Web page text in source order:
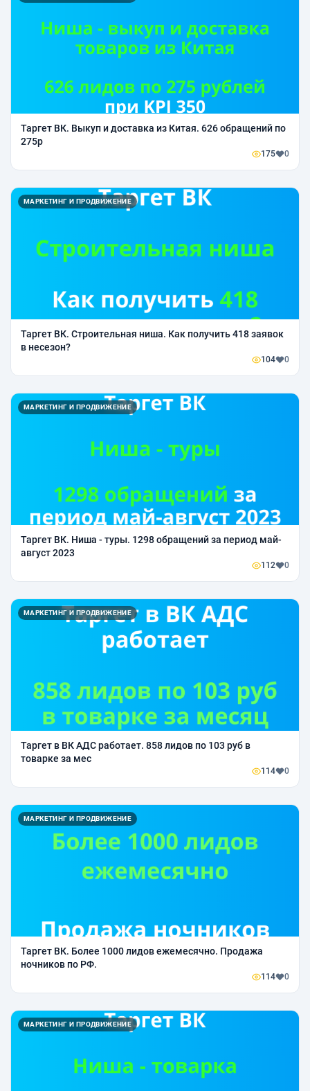
Таргет ВК. Выкуп и доставка из Китая. 626 обращений по
275р
175 0
МАРКЕТИНГ И ПРОДВИЖЕНИЕ
Таргет ВК. Строительная ниша. Как получить 418 заявок
в несезон?
104 0
МАРКЕТИНГ И ПРОДВИЖЕНИЕ
Таргет ВК. Ниша - туры. 1298 обращений за период май-
август 2023
112 0
МАРКЕТИНГ И ПРОДВИЖЕНИЕ
Таргет в ВК АДС работает. 858 лидов по 103 руб в
товарке за мес
114 0
МАРКЕТИНГ И ПРОДВИЖЕНИЕ
Таргет ВК. Более 1000 лидов ежемесячно. Продажа
ночников по РФ.
114 0
МАРКЕТИНГ И ПРОДВИЖЕНИЕ